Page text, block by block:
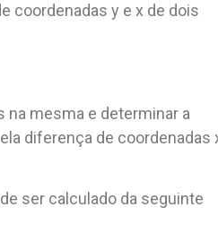
coordenadas y e x de dois
na mesma e determinar a
diferença de coordenadas
ser calculado da seguinte